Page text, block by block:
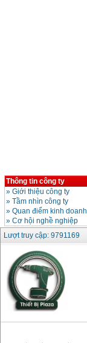
Thông tin công ty
» Giới thiệu công ty
» Tầm nhìn công ty
» Quan điểm kinh doanh
» Cơ hội nghề nghiệp
Lượt truy cập: 9791169